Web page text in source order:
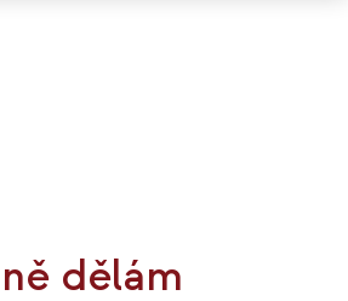
dělám